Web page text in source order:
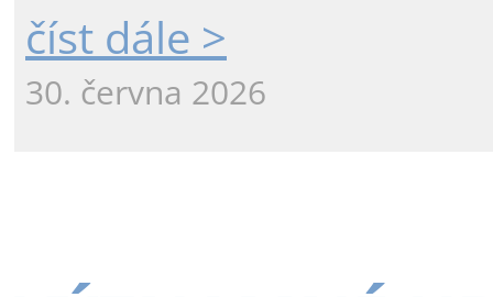
číst dále >
30. června 2026